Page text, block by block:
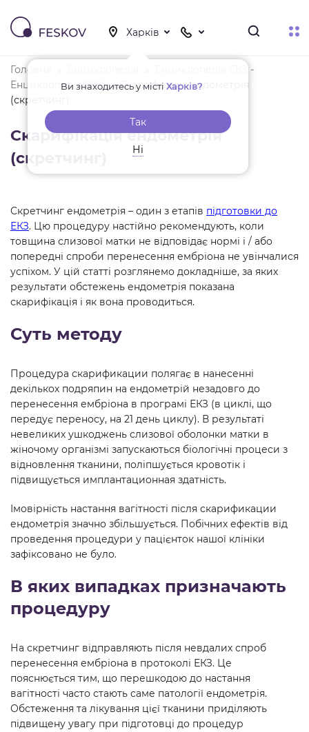
Ви знаходитесь у місті Харків?
Так
Ні
Головна
Енциклопедія ЕКЗ -
Енциклопедія ЕКЗ
Скарифікація ендометрія
(скретчинг)
Скарифікація ендометрія
(скретчинг)
Скретчинг ендометрія – один з етапів підготовки до
ЕКЗ. Цю процедуру настійно рекомендують, коли
товщина слизової матки не відповідає нормі і / або
попередні спроби перенесення ембріона не увінчалися
успіхом. У цій статті розглянемо докладніше, за яких
результати обстежень ендометрія показана
скарифікація і як вона проводиться.
Суть методу
Процедура скарификации полягає в нанесенні
декількох подряпин на ендометрій незадовго до
перенесення ембріона в програмі ЕКЗ (в циклі, що
передує переносу, на 21 день циклу). В результаті
невеликих ушкоджень слизової оболонки матки в
жіночому організмі запускаються біологічні процеси з
відновлення тканини, поліпшується кровотік і
підвищується имплантационная здатність.
Імовірність настання вагітності після скарификации
ендометрія значно збільшується. Побічних ефектів від
проведення процедури у пацієнток нашої клініки
зафіксовано не було.
В яких випадках призначають
процедуру
На скретчинг відправляють після невдалих спроб
перенесення ембріона в протоколі ЕКЗ. Це
пояснюється тим, що перешкодою до настання
вагітності часто стають саме патології ендометрія.
Обстеження та лікування цієї тканини приділяють
підвищену увагу при підготовці до процедур